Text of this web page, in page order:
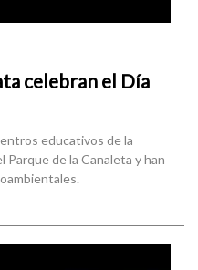
celebran el Día
educativos de la
Parque de la Canaleta y han